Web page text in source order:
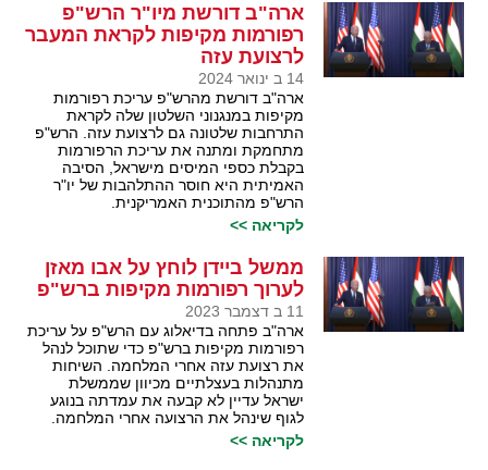
ארה"ב דורשת מיו"ר הרש"פ
רפורמות מקיפות לקראת המעבר
לרצועת עזה
14 ב ינואר 2024
ארה"ב דורשת מהרש"פ עריכת רפורמות
מקיפות במנגנוני השלטון שלה לקראת
התרחבות שלטונה גם לרצועת עזה. הרש"פ
מתחמקת ומתנה את עריכת הרפורמות
בקבלת כספי המיסים מישראל, הסיבה
האמיתית היא חוסר ההתלהבות של יו"ר
הרש"פ מהתוכנית האמריקנית.
לקריאה >>
ממשל ביידן לוחץ על אבו מאזן
לערוך רפורמות מקיפות ברש"פ
11 ב דצמבר 2023
ארה"ב פתחה בדיאלוג עם הרש"פ על עריכת
רפורמות מקיפות ברש"פ כדי שתוכל לנהל
את רצועת עזה אחרי המלחמה. השיחות
מתנהלות בעצלתיים מכיוון שממשלת
ישראל עדיין לא קבעה את עמדתה בנוגע
לגוף שינהל את הרצועה אחרי המלחמה.
לקריאה >>